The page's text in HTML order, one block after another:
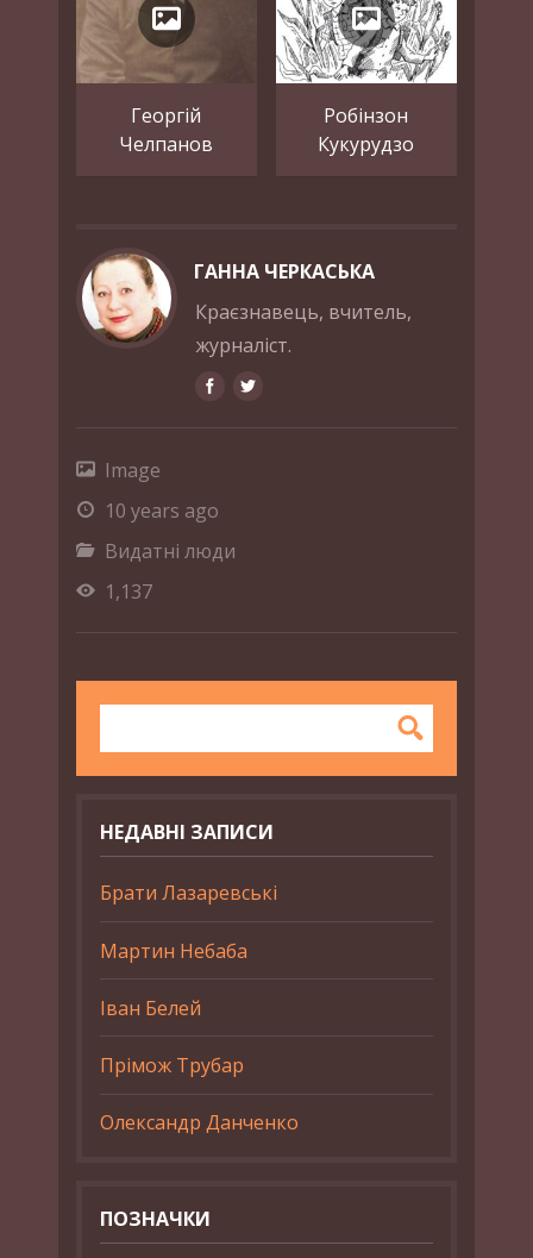
Георгій
Челпанов
Робінзон
Кукурудзо
ГАННА ЧЕРКАСЬКА
Краєзнавець, вчитель,
журналіст.
Image
10 years ago
Видатні люди
1,137
НЕДАВНІ ЗАПИСИ
Брати Лазаревські
Мартин Небаба
Іван Белей
Прімож Трубар
Олександр Данченко
ПОЗНАЧКИ